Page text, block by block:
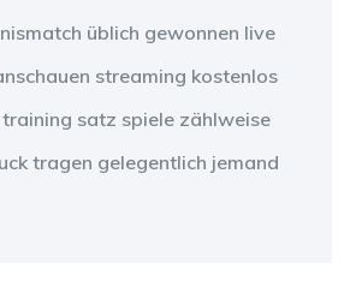
üblich gewonnen live
streaming kostenlos
training satz spiele zählweise
tragen gelegentlich jemand